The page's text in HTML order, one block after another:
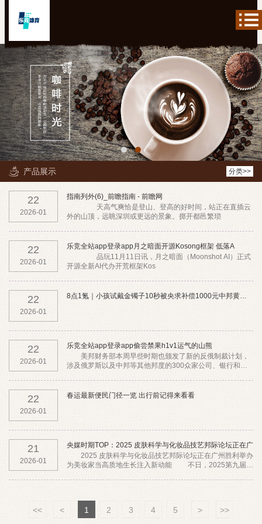
产品展示 分类>>
22
2026-01
指南列外(6)_前瞻指南 - 前瞻网
外的山顶，远眺深圳或更远的景象。掷开都邑繁琐
22
2026-01
乐竞全站app登录app月之暗面开源Kosong框架 低落A
开源全新AI代办开荒框架Kos
22
2026-01
8点1氪｜小孩试戴金镯子10秒被央求补偿1000元中邦黄金回
22
2026-01
乐竞全站app登录app偷尝禁果h1v1运气的山熊
美邦财务部本周早些时期也颁发了新的反俄制裁计划，
涉及俄罗斯以及中邦等其他邦度的300众家公司、银行和数
22
2026-01
春运最新便民门径一览 出行前记得来看看
21
2026-01
央媒时期TOP：2025 皮肤科学与化妆品技艺邦际论坛正在广
2025 皮肤科学与化妆品技艺邦际论坛正在广州胜利举办
为美妆家当高质地生长注入新动能 不日，2025第九届皮
<< < 1 2 3 4 5 > >>